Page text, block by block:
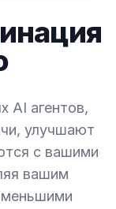
AI агентов,
улучшают
с вашими
вашим